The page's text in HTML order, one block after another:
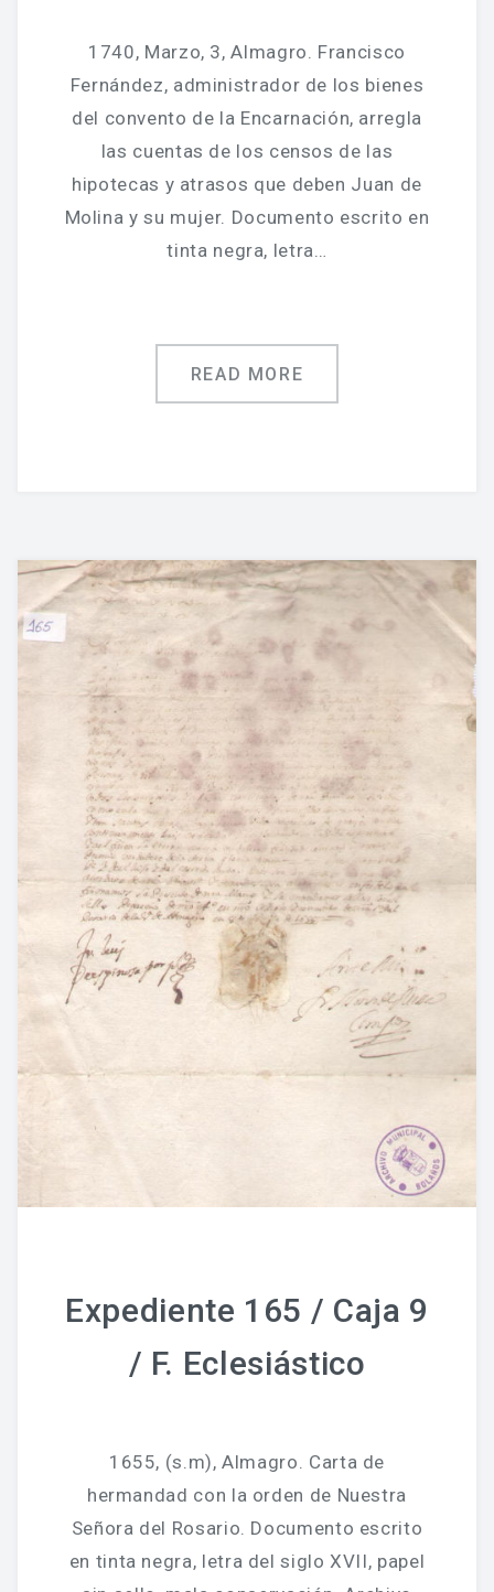
1740, Marzo, 3, Almagro. Francisco
Fernández, administrador de los bienes
del convento de la Encarnación, arregla
las cuentas de los censos de las
hipotecas y atrasos que deben Juan de
Molina y su mujer. Documento escrito en
tinta negra, letra…
READ MORE
Expediente 165 / Caja 9
/ F. Eclesiástico
1655, (s.m), Almagro. Carta de
hermandad con la orden de Nuestra
Señora del Rosario. Documento escrito
en tinta negra, letra del siglo XVII, papel